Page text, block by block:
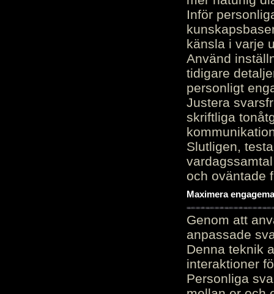
Inför
känsla i varje
Använd
tidigare
personligt
Justera
skriftliga
Slutligen,
och oväntade
Maximera
Genom att
anpassade
Denna teknik
interaktioner
Personliga